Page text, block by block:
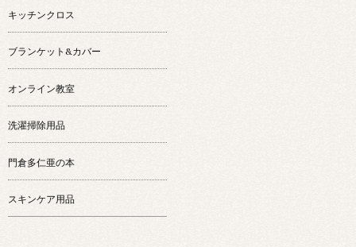
キッチンクロス
ブランケット&カバー
オンライン教室
洗濯掃除用品
門倉多仁亜の本
スキンケア用品